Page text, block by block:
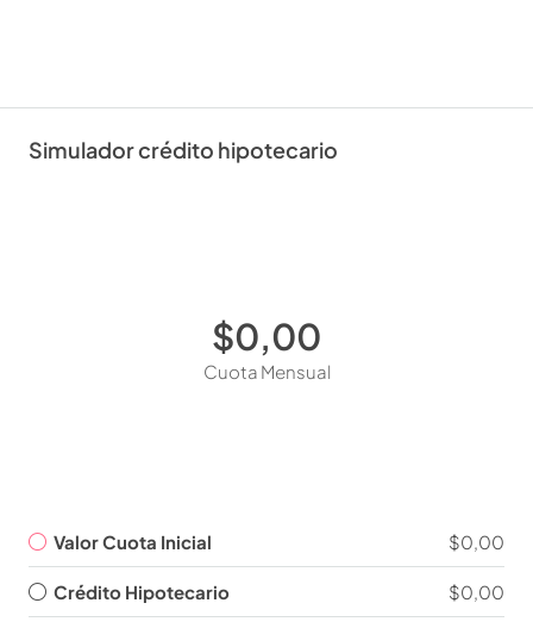
Simulador crédito hipotecario
$0,00
Cuota Mensual
Valor Cuota Inicial $0,00
Crédito Hipotecario $0,00